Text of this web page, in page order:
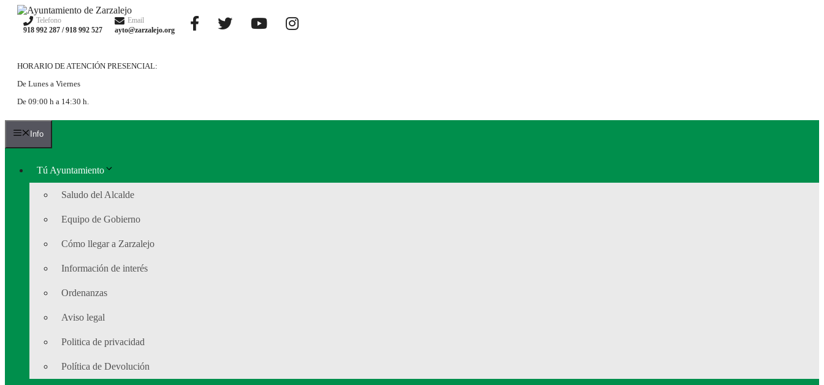
Saltar
contenido
Telefono
918 992 287 / 918 992 527
Email
ayto@zarzalejo.org
HORARIO DE ATENCIÓN PRESENCIAL:
De Lunes a Viernes
De 09:00 h a 14:30 h.
Info
Tú Ayuntamiento
Saludo del Alcalde
Equipo de Gobierno
Cómo llegar a Zarzalejo
Información de interés
Ordenanzas
Aviso legal
Politica de privacidad
Política de Devolución